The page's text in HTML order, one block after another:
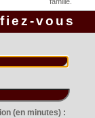
vous
(en minutes) :